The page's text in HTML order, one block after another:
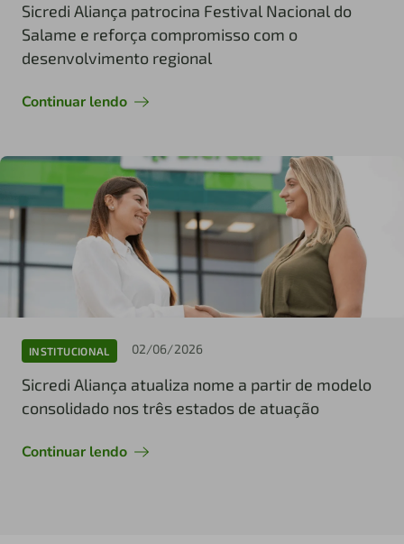
Sicredi Aliança patrocina Festival Nacional do
Salame e reforça compromisso com o
desenvolvimento regional
Continuar lendo
INSTITUCIONAL 02/06/2026
Sicredi Aliança atualiza nome a partir de modelo
consolidado nos três estados de atuação
Continuar lendo